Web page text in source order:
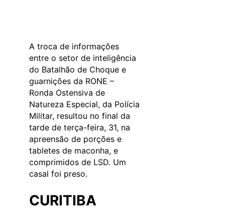
A troca de informações
entre o setor de inteligência
do Batalhão de Choque e
guarnições da RONE –
Ronda Ostensiva de
Natureza Especial, da Polícia
Militar, resultou no final da
tarde de terça-feira, 31, na
apreensão de porções e
tabletes de maconha, e
comprimidos de LSD. Um
casal foi preso.
CURITIBA